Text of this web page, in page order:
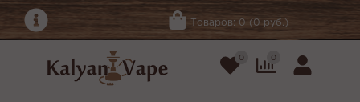
Товаров: 0 (0 руб.)
0 0